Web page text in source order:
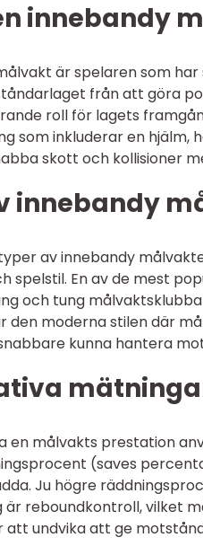
innebandy
är spelaren som
från att göra
roll för lagets
som inkluderar en hjälm,
skott och kollisioner
innebandy
av innebandy
spelstil. En av de mest
och tung
den moderna stilen där
kunna hantera
en målvakts prestation
(saves
Ju högre
är reboundkontroll, vilket
att undvika att ge